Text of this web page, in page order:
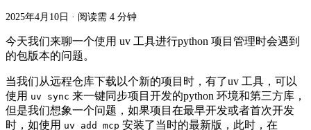
2025年4月10日 · 阅读需 4 分钟
今天我们来聊一个使用 uv 工具进行python 项目管理时会遇到
的包版本的问题。
当我们从远程仓库下载以个新的项目时，有了uv 工具，可以
使用 uv sync 来一键同步项目开发的python 环境和第三方库，
但是我们想象一个问题，如果项目在最早开发或者首次开发
时，如使用 uv add mcp 安装了当时的最新版，此时，在